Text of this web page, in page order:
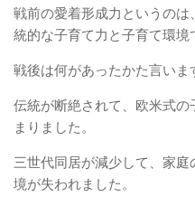
戦前の愛着形成力というの
統的な子育て力と子育て環境
戦後は何があったかた言いま
伝統が断絶されて、欧米式
まりました。
三世代同居が減少して、家
境が失われました。